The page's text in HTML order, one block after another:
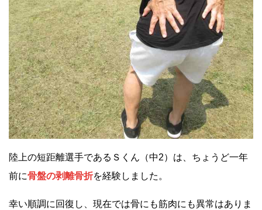
陸上の短距離選手であるＳくん（中2）は、ちょうど一年
前に骨盤の剥離骨折を経験しました。
幸い順調に回復し、現在では骨にも筋肉にも異常はありま